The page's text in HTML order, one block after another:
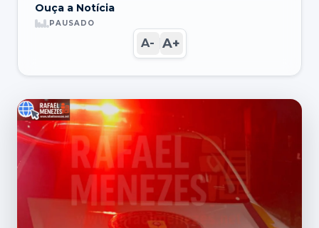
Ouça a Notícia
PAUSADO
A- A+